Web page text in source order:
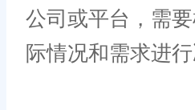
公司或平台，需
际情况和需求进行